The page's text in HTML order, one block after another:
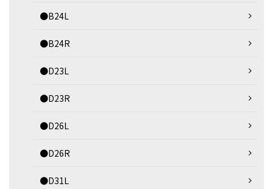
●B24L
●B24R
●D23L
●D23R
●D26L
●D26R
●D31L